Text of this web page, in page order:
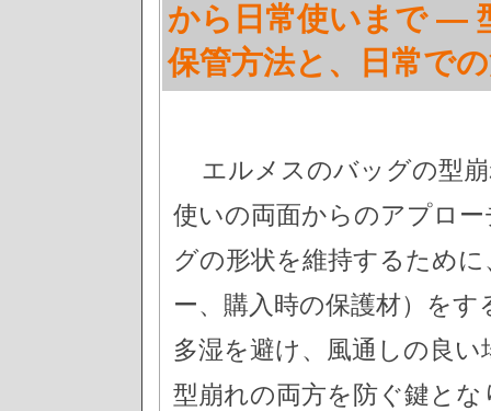
から日常使いまで —
保管方法と、日常で
エルメスのバッグの型
使いの両面からのアプロ
グの形状を維持するため
ー、購入時の保護材）を
多湿を避け、風通しの良
型崩れの両方を防ぐ鍵と